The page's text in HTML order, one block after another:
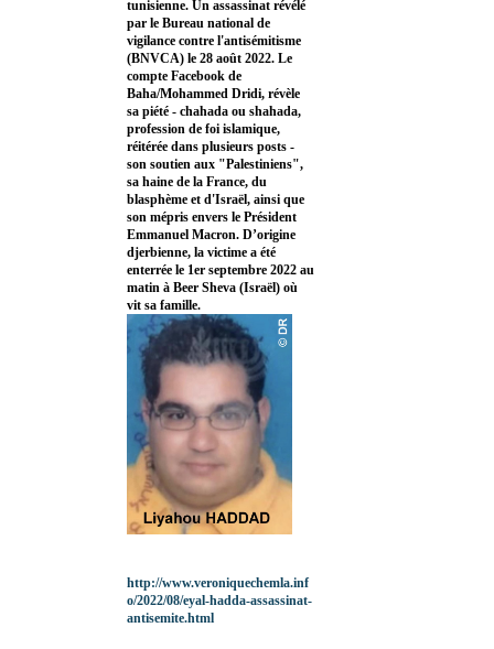
tunisienne. Un assassinat révélé
par le Bureau national de
vigilance contre l'antisémitisme
(BNVCA) le 28 août 2022. Le
compte Facebook de
Baha/Mohammed Dridi, révèle
sa piété - chahada ou shahada,
profession de foi islamique,
réitérée dans plusieurs posts -
son soutien aux "Palestiniens",
sa haine de la France, du
blasphème et d'Israël, ainsi que
son mépris envers le Président
Emmanuel Macron. D’origine
djerbienne, la victime a été
enterrée le 1er septembre 2022 au
matin à Beer Sheva (Israël) où
vit sa famille.
http://www.veroniquechemla.inf
o/2022/08/eyal-hadda-assassinat-
antisemite.html